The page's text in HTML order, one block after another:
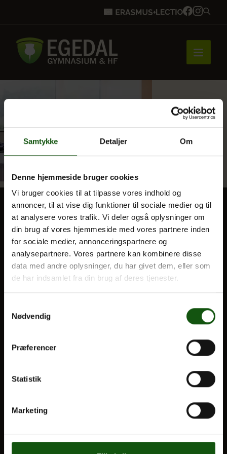
Samtykke Detaljer Om
Denne hjemmeside bruger cookies
Vi bruger cookies til at tilpasse vores indhold og
annoncer, til at vise dig funktioner til sociale medier og til
at analysere vores trafik. Vi deler også oplysninger om
din brug af vores hjemmeside med vores partnere inden
for sociale medier, annonceringspartnere og
analysepartnere. Vores partnere kan kombinere disse
data med andre oplysninger, du har givet dem, eller som
de har indsamlet fra din brug af deres tjenester.
Nødvendig
Præferencer
Statistik
Marketing
Forside
Brobygning
Bliv elev
Vores uddannelser
Om E.G.
BLIV ELEV
Optagelse
Til forældre
HF
Kontakt
Ferieplan